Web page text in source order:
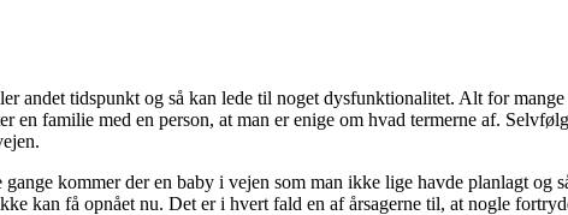
andet tidspunkt og så kan lede til noget dysfunktionalitet. Alt for
familie med en person, at man er enige om hvad termerne af.
kommer der en baby i vejen som man ikke lige havde planlagt og
kan få opnået nu. Det er i hvert fald en af årsagerne til, at nogle